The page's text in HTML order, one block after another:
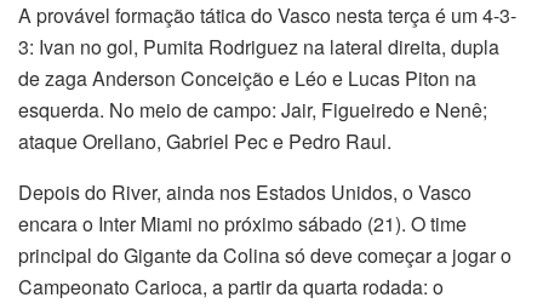
A provável formação tática do Vasco nestaterça é um 4-3-
3: Ivan no gol, Pumita Rodriguez na lateral direita, dupla
de zaga Anderson Conceição e Léo e Lucas Piton na
esquerda. No meio de campo: Jair, Figueiredo e Nenê;
ataque Orellano, Gabriel Pec e Pedro Raul.
Depois do River, ainda nos Estados Unidos, o Vasco
encara o Inter Miami no próximosábado (21). O time
principal do Gigante da Colina só deve começar a jogar o
Campeonato Carioca, a partir daquarta rodada: o